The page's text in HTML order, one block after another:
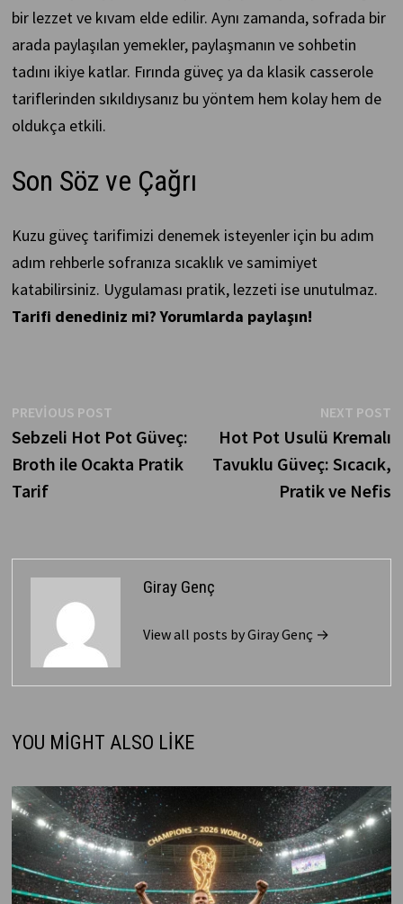
bir lezzet ve kıvam elde edilir. Aynı zamanda, sofrada bir
arada paylaşılan yemekler, paylaşmanın ve sohbetin
tadını ikiye katlar. Fırında güveç ya da klasik casserole
tariflerinden sıkıldıysanız bu yöntem hem kolay hem de
oldukça etkili.
Son Söz ve Çağrı
Kuzu güveç tarifimizi denemek isteyenler için bu adım
adım rehberle sofranıza sıcaklık ve samimiyet
katabilirsiniz. Uygulaması pratik, lezzeti ise unutulmaz.
Tarifi denediniz mi? Yorumlarda paylaşın!
Yazı
gezinmesi
PREVIOUS POSTPrevious
post:
Sebzeli Hot Pot Güveç:
Broth ile Ocakta Pratik
Tarif
NEXT POST
Hot Pot Usulü Kremalı
Tavuklu Güveç: Sıcacık,
Pratik ve Nefis
Giray Genç
View all posts by Giray Genç →
YOU MIGHT ALSO LIKE